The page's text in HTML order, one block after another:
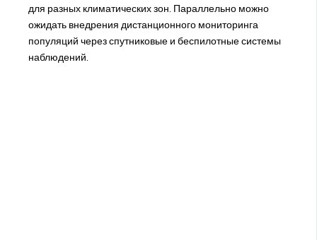
для разных климатических зон. Параллельно можно
ожидать внедрения дистанционного мониторинга
популяций через спутниковые и беспилотные системы
наблюдений.